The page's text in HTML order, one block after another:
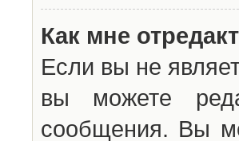
Как мне
Если вы не
вы можете
сообщения. Вы